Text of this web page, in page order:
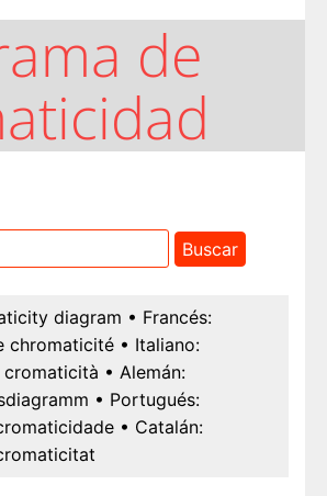
de
diagram • Francés:
chromaticité • Italiano:
cromaticità • Alemán:
• Portugués:
• Catalán: